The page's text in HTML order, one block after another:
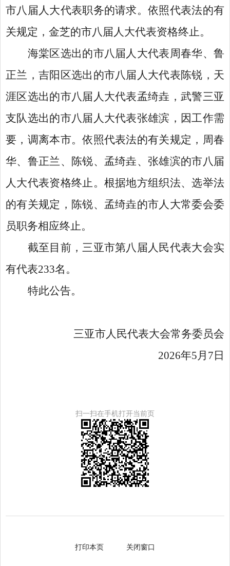
市八届人大代表职务的请求。依照代表法的有
关规定，金芝的市八届人大代表资格终止。
海棠区选出的市八届人大代表周春华、鲁
正兰，吉阳区选出的市八届人大代表陈锐，天
涯区选出的市八届人大代表孟绮垚，武警三亚
支队选出的市八届人大代表张雄滨，因工作需
要，调离本市。依照代表法的有关规定，周春
华、鲁正兰、陈锐、孟绮垚、张雄滨的市八届
人大代表资格终止。根据地方组织法、选举法
的有关规定，陈锐、孟绮垚的市人大常委会委
员职务相应终止。
截至目前，三亚市第八届人民代表大会实
有代表233名。
特此公告。
三亚市人民代表大会常务委员会
2026年5月7日
扫一扫在手机打开当前页
打印本页 关闭窗口